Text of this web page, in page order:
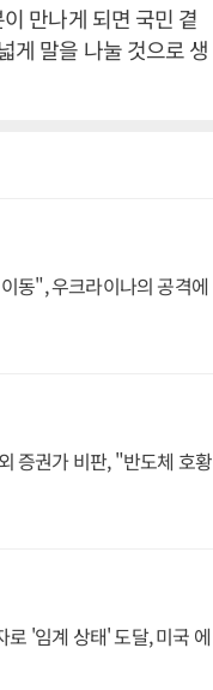
만나게 되면 국민 곁
게 말을 나눌 것으로 생
동", 우크라이나의 공격에
증권가 비판, "반도체 호황
'임계 상태' 도달, 미국 에